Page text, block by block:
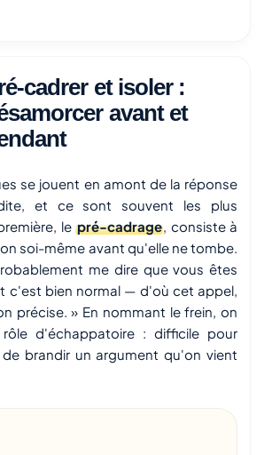
cadrer et isoler :
avant et
se jouent en amont de la réponse
et ce sont souvent les plus
le pré-cadrage, consiste à
soi-même avant qu'elle ne tombe.
me dire que vous êtes
c'est bien normal — d'où cet appel,
précise. » En nommant le frein, on
d'échappatoire : difficile pour
brandir un argument qu'on vient